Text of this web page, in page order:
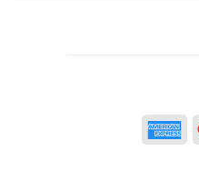
Google
Pay
Express